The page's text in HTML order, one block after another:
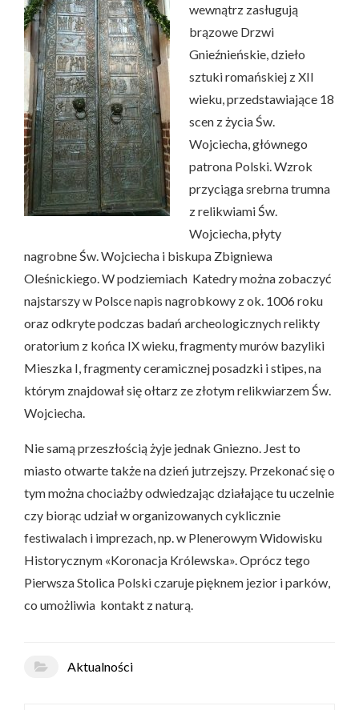
wewnątrz zasługują
brązowe Drzwi
Gnieźnieńskie, dzieło
sztuki romańskiej z XII
wieku, przedstawiające 18
scen z życia Św.
Wojciecha, głównego
patrona Polski. Wzrok
przyciąga srebrna trumna
z relikwiami Św.
Wojciecha, płyty
nagrobne Św. Wojciecha i biskupa Zbigniewa
Oleśnickiego. W podziemiach Katedry można zobaczyć
najstarszy w Polsce napis nagrobkowy z ok. 1006 roku
oraz odkryte podczas badań archeologicznych relikty
oratorium z końca IX wieku, fragmenty murów bazyliki
Mieszka I, fragmenty ceramicznej posadzki i stipes, na
którym znajdował się ołtarz ze złotym relikwiarzem Św.
Wojciecha.
Nie samą przeszłością żyje jednak Gniezno. Jest to
miasto otwarte także na dzień jutrzejszy. Przekonać się o
tym można chociażby odwiedzając działające tu uczelnie
czy biorąc udział w organizowanych cyklicznie
festiwalach i imprezach, np. w Plenerowym Widowisku
Historycznym «Koronacja Królewska». Oprócz tego
Pierwsza Stolica Polski czaruje pięknem jezior i parków,
co umożliwia kontakt z naturą.
Aktualności